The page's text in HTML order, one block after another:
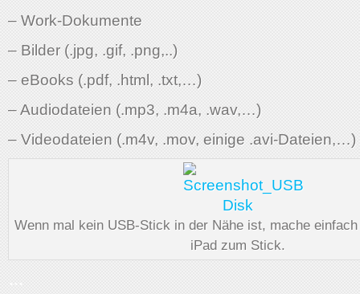
– Work-Dokumente
– Bilder (.jpg, .gif, .png,..)
– eBooks (.pdf, .html, .txt,…)
– Audiodateien (.mp3, .m4a, .wav,…)
– Videodateien (.m4v, .mov, einige .avi-Dateien,…)
Wenn mal kein USB-Stick in der Nähe ist, mache
iPad zum Stick.